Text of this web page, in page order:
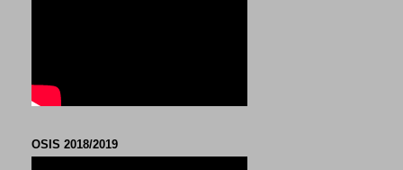
OSIS 2018/2019